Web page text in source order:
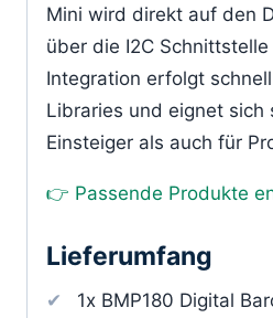
Mini wird direkt auf den
über die I2C
Integration erfolgt
Libraries und eignet sich
Einsteiger als auch für
👉 Passende Produkte
Lieferumfang
1x BMP180 Digital